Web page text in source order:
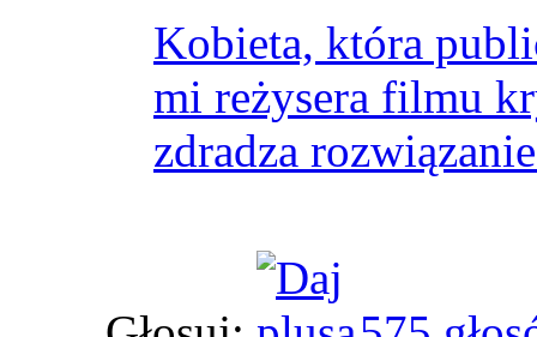
Kobieta, która
mi reżysera filmu
zdradza